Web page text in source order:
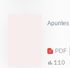
Apuntes
PDF
110